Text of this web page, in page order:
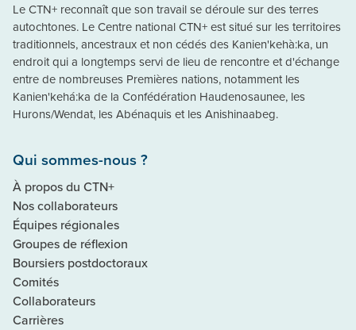
Le CTN+ reconnaît que son travail se déroule sur des terres
autochtones. Le Centre national CTN+ est situé sur les territoires
traditionnels, ancestraux et non cédés des Kanien'kehà:ka, un
endroit qui a longtemps servi de lieu de rencontre et d'échange
entre de nombreuses Premières nations, notamment les
Kanien'kehá:ka de la Confédération Haudenosaunee, les
Hurons/Wendat, les Abénaquis et les Anishinaabeg.
Qui sommes-nous ?
À propos du CTN+
Nos collaborateurs
Équipes régionales
Groupes de réflexion
Boursiers postdoctoraux
Comités
Collaborateurs
Carrières